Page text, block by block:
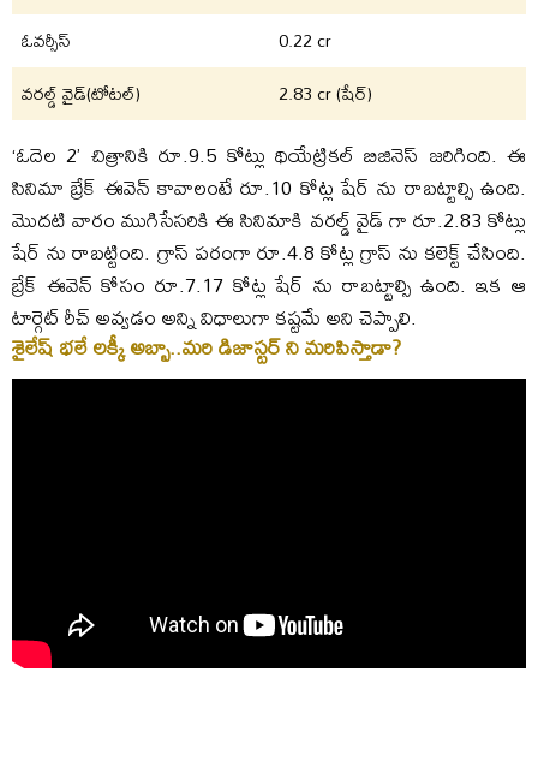
ఓవర్సీస్
0.22 cr
వరల్డ్ వైడ్(టోటల్)
2.83 cr (షేర్)
‘ఓదెల 2’ చిత్రానికి రూ.9.5 కోట్లు థియేట్రికల్ బిజినెస్ జరిగింది. ఈ
సినిమా బ్రేక్ ఈవెన్ కావాలంటే రూ.10 కోట్ల షేర్ ను రాబట్టాల్సి ఉంది.
మొదటి వారం ముగిసేసరికి ఈ సినిమాకి వరల్డ్ వైడ్ గా రూ.2.83 కోట్లు
షేర్ ను రాబట్టింది. గ్రాస్ పరంగా రూ.4.8 కోట్ల గ్రాస్ ను కలెక్ట్ చేసింది.
బ్రేక్ ఈవెన్ కోసం రూ.7.17 కోట్ల షేర్ ను రాబట్టాల్సి ఉంది. ఇక ఆ
టార్గెట్ రీచ్ అవ్వడం అన్ని విధాలుగా కష్టమే అని చెప్పాలి.
శైలేష్ భలే లక్కీ అబ్బా..మరి డిజాస్టర్ ని మరిపిస్తాడా?